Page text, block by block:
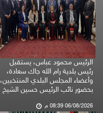
الرئيس محمود عباس، يستقبل
رئيس بلدية رام الله جاك سعادة،
وأعضاء المجلس البلدي المنتخبين،
بحضور نائب الرئيس حسين الشيخ
06/08/2026 08:39 م